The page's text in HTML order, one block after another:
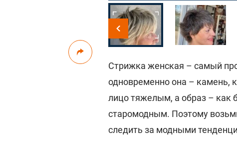
Стрижка женская – самый
одновременно она – камень,
лицо тяжелым, а образ – как
старомодным. Поэтому
следить за модными